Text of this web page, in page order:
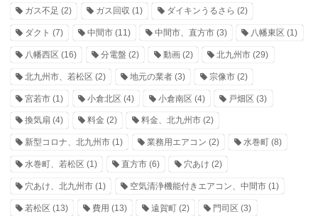
ガス不足 (2) ガス回収 (1) ダイキンうるさら (2)
ダクト (7) 中間市(11) 中間市、直方市(3) 八幡東区 (1)
八幡西区 (16) 分電盤 (2) 動画(2) 北九州市 (29)
北九州市、若松区 (2) 地元の業者(3) 宗像市(2)
宮若市 (1) 小倉北区 (4) 小倉南区 (4) 戸畑区 (3)
換気扇 (4) 料金 (2) 料金、北九州市(2)
新型コロナ、北九州市 (1) 業務用エアコン (2) 水巻町(8)
水巻町、若松区 (1) 直方市(6) 穴あけ (2)
穴あけ、北九州市 (1) 空気清浄機能付きエアコン、中間市(1)
若松区 (13) 費用 (13) 遠賀町(2) 門司区 (3)